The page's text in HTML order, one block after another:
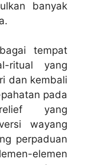
banyak
tempat
ritual yang
dan kembali
pada
yang
wayang
perpaduan
elemen